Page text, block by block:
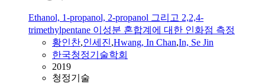
Ethanol, 1-propanol, 2-propanol 그리고 2,2,4-
trimethylpentane 이성분 혼합계에 대한 인화점 측정
황인찬,인세진,Hwang, In Chan,In, Se Jin
한국청정기술학회
2019
청정기술